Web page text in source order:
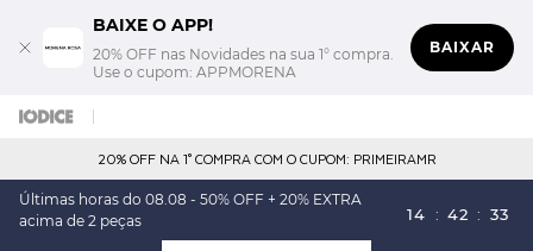
BAIXE O APP!
20% OFF nas Novidades na sua 1° compra.
Use o cupom: APPMORENA
BAIXAR
20% OFF NA 1° COMPRA COM O CUPOM: PRIMEIRAMR
Últimas horas do 08.08 - 50% OFF + 20% EXTRA
acima de 2 peças
14 : 42 : 32